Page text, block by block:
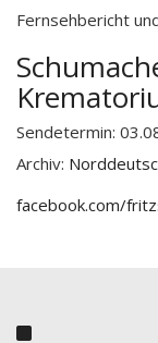
Fernsehbericht
Sendetermin:
Archiv:
facebook.com/